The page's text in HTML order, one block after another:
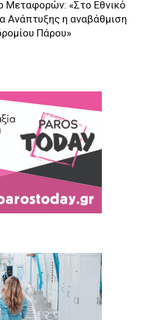
Μεταφορών: «Στο Εθνικό
Ανάπτυξης η αναβάθμιση
Πάρου»